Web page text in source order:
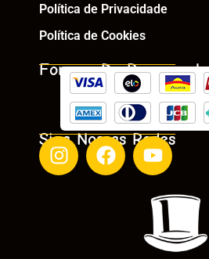
Política de Privacidade
Política de Cookies
Formas De Pagamento
Siga Nossas Redes